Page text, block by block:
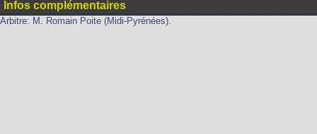
Infos complémentaires
Arbitre: M. Romain Poite (Midi-Pyrénées).